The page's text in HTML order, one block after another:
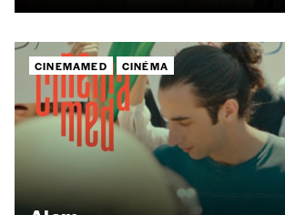
AJOUTER
Édition numérique
CINEMAMED CINÉMA